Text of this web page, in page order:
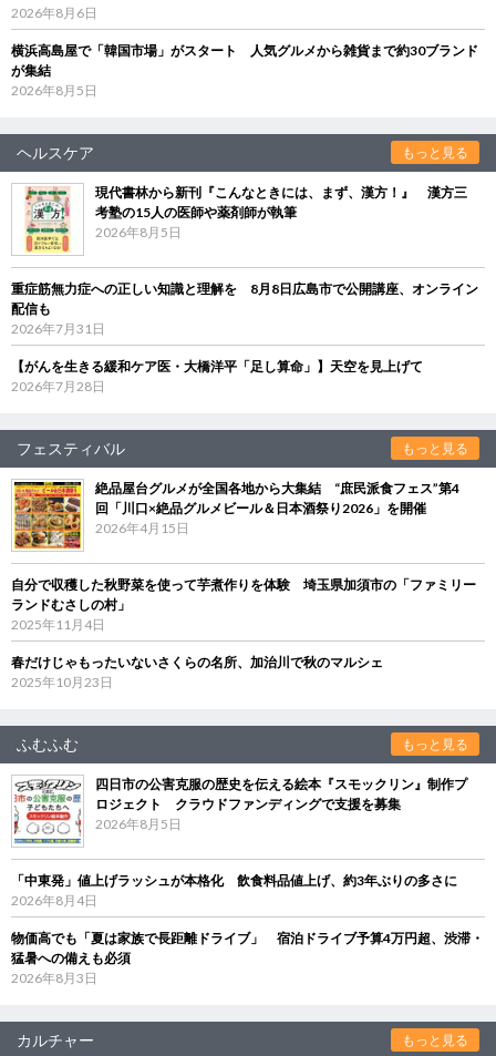
2026年8月6日
横浜高島屋で「韓国市場」がスタート 人気グルメから雑貨まで約30ブランド
が集結
2026年8月5日
ヘルスケア もっと見る
現代書林から新刊『こんなときには、まず、漢方！』 漢方三
考塾の15人の医師や薬剤師が執筆
2026年8月5日
重症筋無力症への正しい知識と理解を 8月8日広島市で公開講座、オンライン
配信も
2026年7月31日
【がんを生きる緩和ケア医・大橋洋平「足し算命」】天空を見上げて
2026年7月28日
フェスティバル もっと見る
絶品屋台グルメが全国各地から大集結 “庶民派食フェス”第4
回「川口×絶品グルメビール＆日本酒祭り2026」を開催
2026年4月15日
自分で収穫した秋野菜を使って芋煮作りを体験 埼玉県加須市の「ファミリー
ランドむさしの村」
2025年11月4日
春だけじゃもったいないさくらの名所、加治川で秋のマルシェ
2025年10月23日
ふむふむ もっと見る
四日市の公害克服の歴史を伝える絵本『スモックリン』制作プ
ロジェクト クラウドファンディングで支援を募集
2026年8月5日
「中東発」値上げラッシュが本格化 飲食料品値上げ、約3年ぶりの多さに
2026年8月4日
物価高でも「夏は家族で長距離ドライブ」 宿泊ドライブ予算4万円超、渋滞・
猛暑への備えも必須
2026年8月3日
カルチャー もっと見る